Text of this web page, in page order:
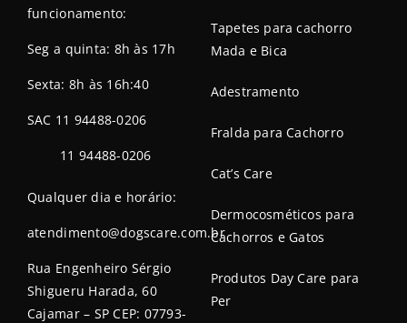
funcionamento:
Seg a quinta: 8h às 17h
Sexta: 8h às 16h:40
SAC 11 94488-0206
11 94488-0206
Qualquer dia e horário:
atendimento@dogscare.com.br
Rua Engenheiro Sérgio
Shigueru Harada, 60
Cajamar – SP CEP: 07793-
Tapetes para cachorro
Mada e Bica
Adestramento
Fralda para Cachorro
Cat’s Care
Dermocosméticos para
Cachorros e Gatos
Produtos Day Care para
Per